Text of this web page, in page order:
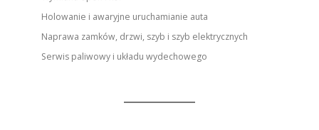
Holowanie i awaryjne uruchamianie auta
Naprawa zamków, drzwi, szyb i szyb elektrycznych
Serwis paliwowy i układu wydechowego